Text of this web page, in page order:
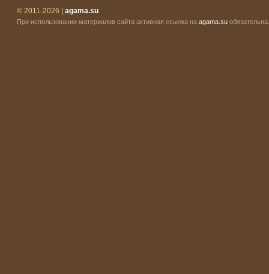
© 2011-2026 | agama.su
При использовании материалов сайта активная ссылка на agama.su обязательна.